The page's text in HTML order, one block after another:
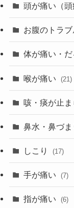
頭が痛い（頭
お腹のトラ
体が痛い・だ
喉が痛い (21)
咳・痰が止
鼻水・鼻づま
しこり (17)
手が痛い (7)
指が痛い (6)